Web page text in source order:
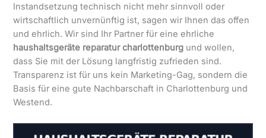
Instandsetzung technisch nicht mehr sinnvoll oder
wirtschaftlich unvernünftig ist, sagen wir Ihnen das offen
und ehrlich. Wir sind Ihr Partner für eine ehrliche
haushaltsgeräte reparatur charlottenburg und wollen,
dass Sie mit der Lösung langfristig zufrieden sind.
Transparenz ist für uns kein Marketing-Gag, sondern die
Basis für eine gute Nachbarschaft in Charlottenburg und
Westend.